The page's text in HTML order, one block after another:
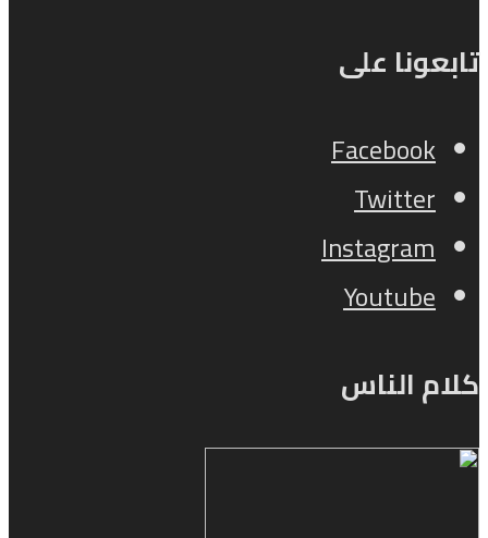
تابعونا على
Facebook
Twitter
Instagram
Youtube
كلام الناس